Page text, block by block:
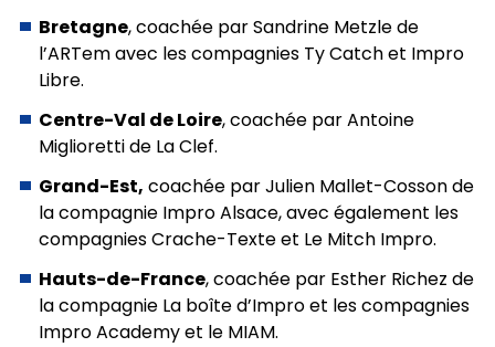
Bretagne, coachée par Sandrine Metzle de
l’ARTem avec les compagnies Ty Catch et Impro
Libre.
Centre-Val de Loire, coachée par Antoine
Miglioretti de La Clef.
Grand-Est, coachée par Julien Mallet-Cosson de
la compagnie Impro Alsace, avec également les
compagnies Crache-Texte et Le Mitch Impro.
Hauts-de-France, coachée par Esther Richez de
la compagnie La boîte d’Impro et les compagnies
Impro Academy et le MIAM.